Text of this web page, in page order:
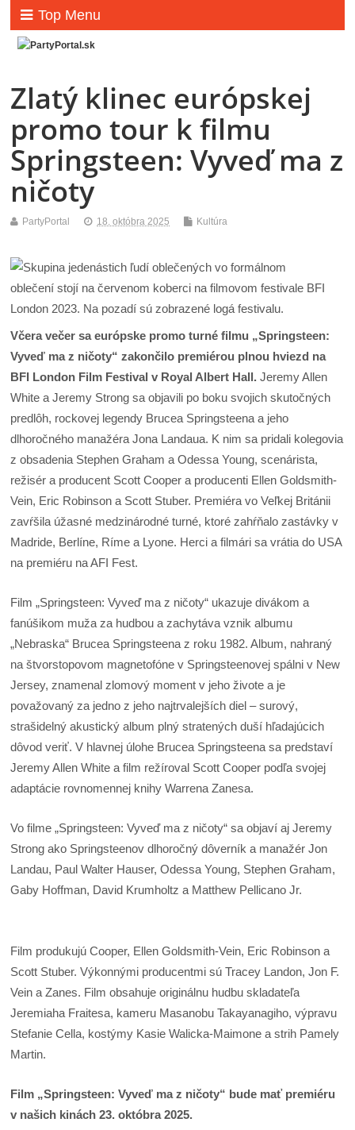
Top Menu
Zlatý klinec európskej
promo tour k filmu
Springsteen: Vyveď ma z
ničoty
PartyPortal 18. októbra 2025 Kultúra
Včera večer sa európske promo turné filmu „Springsteen:
Vyveď ma z ničoty“ zakončilo premiérou plnou hviezd na
BFI London Film Festival v Royal Albert Hall. Jeremy Allen
White a Jeremy Strong sa objavili po boku svojich skutočných
predlôh, rockovej legendy Brucea Springsteena a jeho
dlhoročného manažéra Jona Landaua. K nim sa pridali kolegovia
z obsadenia Stephen Graham a Odessa Young, scenárista,
režisér a producent Scott Cooper a producenti Ellen Goldsmith-
Vein, Eric Robinson a Scott Stuber. Premiéra vo Veľkej Británii
zavŕšila úžasné medzinárodné turné, ktoré zahŕňalo zastávky v
Madride, Berlíne, Ríme a Lyone. Herci a filmári sa vrátia do USA
na premiéru na AFI Fest.
Film „Springsteen: Vyveď ma z ničoty“ ukazuje divákom a
fanúšikom muža za hudbou a zachytáva vznik albumu
„Nebraska“ Brucea Springsteena z roku 1982. Album, nahraný
na štvorstopovom magnetofóne v Springsteenovej spálni v New
Jersey, znamenal zlomový moment v jeho živote a je
považovaný za jedno z jeho najtrvalejších diel – surový,
strašidelný akustický album plný stratených duší hľadajúcich
dôvod veriť. V hlavnej úlohe Brucea Springsteena sa predstaví
Jeremy Allen White a film režíroval Scott Cooper podľa svojej
adaptácie rovnomennej knihy Warrena Zanesa.
Vo filme „Springsteen: Vyveď ma z ničoty“ sa objaví aj Jeremy
Strong ako Springsteenov dlhoročný dôverník a manažér Jon
Landau, Paul Walter Hauser, Odessa Young, Stephen Graham,
Gaby Hoffman, David Krumholtz a Matthew Pellicano Jr.
Film produkujú Cooper, Ellen Goldsmith-Vein, Eric Robinson a
Scott Stuber. Výkonnými producentmi sú Tracey Landon, Jon F.
Vein a Zanes. Film obsahuje originálnu hudbu skladateľa
Jeremiaha Fraitesa, kameru Masanobu Takayanagiho, výpravu
Stefanie Cella, kostýmy Kasie Walicka-Maimone a strih Pamely
Martin.
Film „Springsteen: Vyveď ma z ničoty“ bude mať premiéru
v našich kinách 23. októbra 2025.